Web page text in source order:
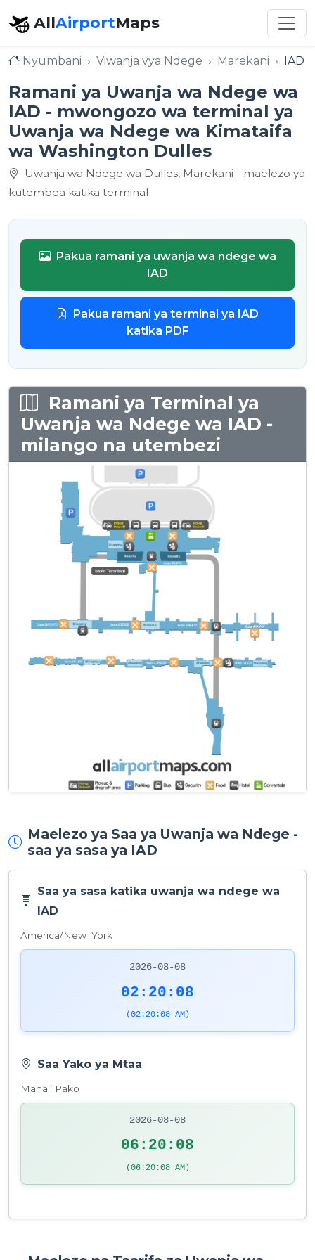
AllAirportMaps
Nyumbani Viwanja vya Ndege Marekani IAD
Ramani ya Uwanja wa Ndege wa
IAD - mwongozo wa terminal ya
Uwanja wa Ndege wa Kimataifa
wa Washington Dulles
Uwanja wa Ndege wa Dulles, Marekani - maelezo ya
kutembea katika terminal
Pakua ramani ya uwanja wa ndege wa
IAD
Pakua ramani ya terminal ya IAD
katika PDF
Ramani ya Terminal ya
Uwanja wa Ndege wa IAD -
milango na utembezi
Maelezo ya Saa ya Uwanja wa Ndege -
saa ya sasa ya IAD
Saa ya sasa katika uwanja wa ndege wa
IAD
America/New_York
2026-08-08
02:20:08
(02:20:08 AM)
Saa Yako ya Mtaa
Mahali Pako
2026-08-08
06:20:08
(06:20:08 AM)